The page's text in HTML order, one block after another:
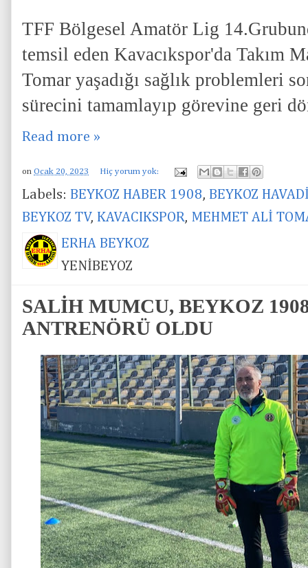
TFF Bölgesel Amatör Lig
temsil eden Kavacıkspor'da Takım
Tomar yaşadığı sağlık problemleri
sürecini tamamlayıp görevine geri
Read more »
on Ocak 20, 2023 Hiç yorum yok:
Labels: BEYKOZ HABER 1908, BEYKOZ
BEYKOZ TV, KAVACIKSPOR, MEHMET ALİ
ERHA BEYKOZ
YENİBEYOZ
SALİH MUMCU, BEYKOZ
ANTRENÖRÜ OLDU